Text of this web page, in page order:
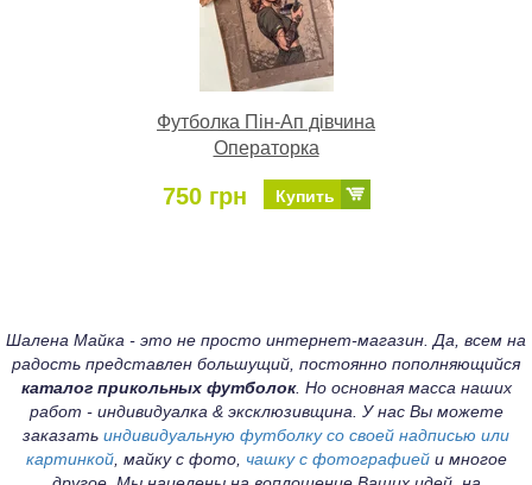
Футболка Пін-Ап дівчина
Операторка
750 грн Купить
Шалена Майка - это не просто интернет-магазин. Да, всем на
радость представлен большущий, постоянно пополняющийся
каталог прикольных футболок. Но основная масса наших
работ - индивидуалка & эксклюзивщина. У нас Вы можете
заказать индивидуальную футболку со своей надписью или
картинкой, майку с фото, чашку с фотографиейи многое